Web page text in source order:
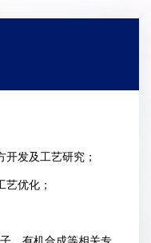
发及工艺研究；
优化；
、有机合成等相关专